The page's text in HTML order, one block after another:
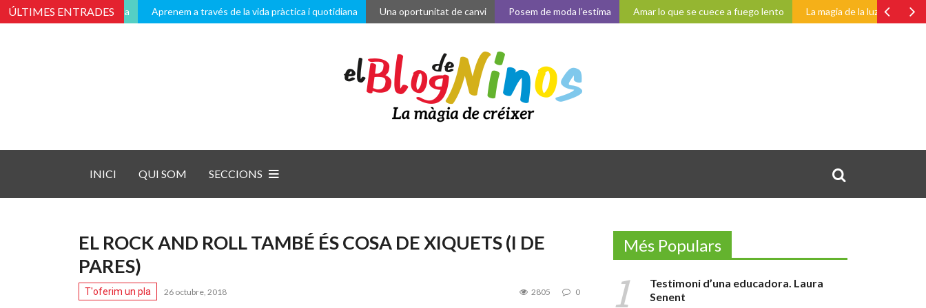
ÚLTIMES ENTRADES Aprenem a través de la vida pràctica i quotidiana Una oportunitat de canvi Posem de moda l’estima Amar lo que se cuece a fuego lento La magia de la luz y las sombras
INICI QUI SOM SECCIONS
EL ROCK AND ROLL TAMBÉ ÉS COSA DE XIQUETS (I DE
PARES)
T'oferim un pla 26 octubre, 2018 2805 0
Més Populars
Testimoni d’una educadora. Laura
Senent